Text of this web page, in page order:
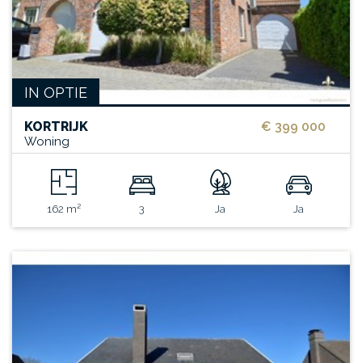
IN OPTIE
€ 399 000
KORTRIJK
Woning
162 m² 3 Ja Ja